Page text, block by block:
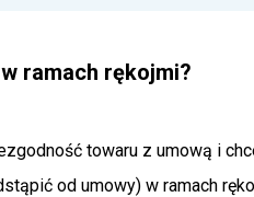
ramach rękojmi?
towaru z umową i
od umowy) w ramach